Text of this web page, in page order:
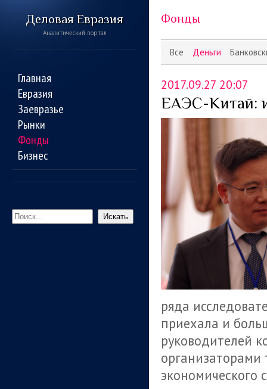
Деловая Евразия
Аналитический портал
Главная
Евразия
Заевразье
Рынки
Фонды
Бизнес
Искать
Все Деньги
Фонды
2017.09.27 20:07
ЕАЭС-Китай:
ряда
приехала и
руководителей
организаторами